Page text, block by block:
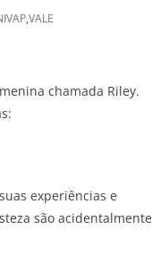
,VALE
chamada Riley.
experiências e
são acidentalmente